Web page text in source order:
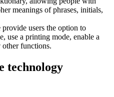
meanings of phrases, initials,
users the option to
use a printing mode, enable a
functions.
technology